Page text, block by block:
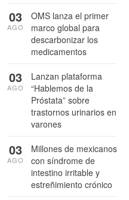
OMS lanza el primer
marco global para
descarbonizar los
medicamentos
03
AGO
Lanzan plataforma
“Hablemos de la
Próstata” sobre
trastornos urinarios en
varones
03
AGO
Millones de mexicanos
con síndrome de
intestino irritable y
estreñimiento crónico
03
AGO